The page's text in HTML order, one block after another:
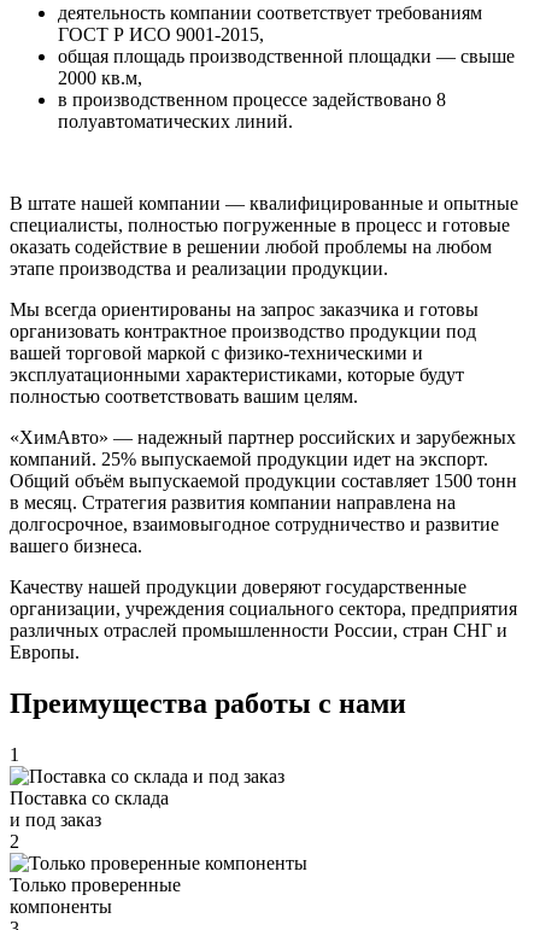
деятельность компании соответствует требованиям
ГОСТ Р ИСО 9001-2015,
общая площадь производственной площадки — свыше
2000 кв.м,
в производственном процессе задействовано 8
полуавтоматических линий.
В штате нашей компании — квалифицированные и опытные
специалисты, полностью погруженные в процесс и готовые
оказать содействие в решении любой проблемы на любом
этапе производства и реализации продукции.
Мы всегда ориентированы на запрос заказчика и готовы
организовать контрактное производство продукции под
вашей торговой маркой с физико-техническими и
эксплуатационными характеристиками, которые будут
полностью соответствовать вашим целям.
«ХимАвто» — надежный партнер российских и зарубежных
компаний. 25% выпускаемой продукции идет на экспорт.
Общий объём выпускаемой продукции составляет 1500 тонн
в месяц. Стратегия развития компании направлена на
долгосрочное, взаимовыгодное сотрудничество и развитие
вашего бизнеса.
Качеству нашей продукции доверяют государственные
организации, учреждения социального сектора, предприятия
различных отраслей промышленности России, стран СНГ и
Европы.
Преимущества работы с нами
1
Поставка со склада
и под заказ
2
Только проверенные
компоненты